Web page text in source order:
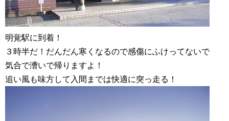
明覚駅に到着！
３時半だ！だんだん寒くなるので感傷にふけってないで
気合で漕いで帰りますよ！
追い風も味方して入間までは快適に突っ走る！